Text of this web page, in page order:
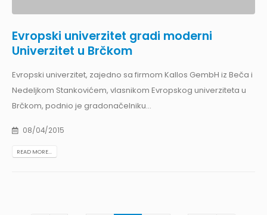
Evropski univerzitet gradi moderni
Univerzitet u Brčkom
Evropski univerzitet, zajedno sa firmom Kallos GembH iz Beča i
Nedeljkom Stankovićem, vlasnikom Evropskog univerziteta u
Brčkom, podnio je gradonačelniku...
08/04/2015
READ MORE...